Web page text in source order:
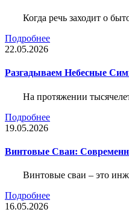
Когда речь заходит о
Подробнее
22.05.2026
Разгадываем Небесные
На протяжении
Подробнее
19.05.2026
Винтовые Сваи:
Винтовые сваи – это
Подробнее
16.05.2026